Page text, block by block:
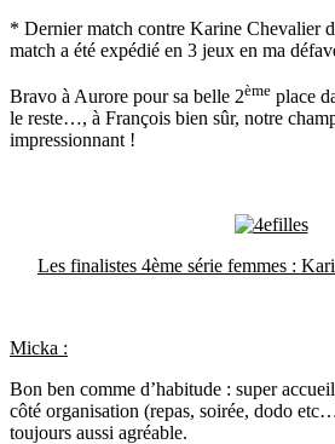
* Dernier match contre Karine Chevalier
match a été expédié en 3 jeux en ma
Bravo à Aurore pour sa belle 2ème place
le reste…, à François bien sûr, notre
impressionnant !
Les finalistes 4ème série femmes :
Micka :
Bon ben comme d’habitude : super
côté organisation (repas, soirée, dodo
toujours aussi agréable.